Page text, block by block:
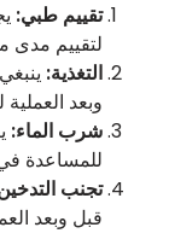
تقييم طبي:
لتقييم مدى
التغذية:
وبعد
شرب الماء:
للمساعدة
تجنب
قبل وبعد